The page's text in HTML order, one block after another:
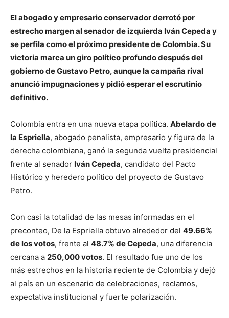
El abogado y empresario conservador derrotó por
estrecho margen al senador de izquierda Iván Cepeda y
se perfila como el próximo presidente de Colombia. Su
victoria marca un giro político profundo después del
gobierno de Gustavo Petro, aunque la campaña rival
anunció impugnaciones y pidió esperar el escrutinio
definitivo.
Colombia entra en una nueva etapa política. Abelardo de
la Espriella, abogado penalista, empresario y figura de la
derecha colombiana, ganó la segunda vuelta presidencial
frente al senador Iván Cepeda, candidato del Pacto
Histórico y heredero político del proyecto de Gustavo
Petro.
Con casi la totalidad de las mesas informadas en el
preconteo, De la Espriella obtuvo alrededor del 49.66%
de los votos, frente al 48.7% de Cepeda, una diferencia
cercana a 250,000 votos. El resultado fue uno de los
más estrechos en la historia reciente de Colombia y dejó
al país en un escenario de celebraciones, reclamos,
expectativa institucional y fuerte polarización.